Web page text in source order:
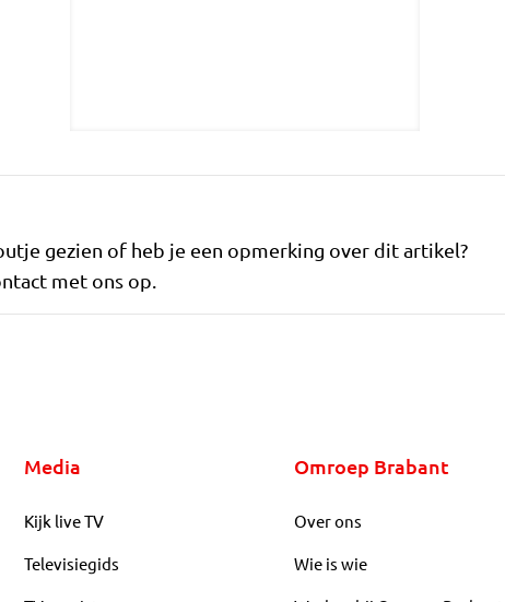
gezien of heb je een opmerking over dit artikel?
met ons op.
Media
Kijk live TV
Televisiegids
Omroep Brabant
Over ons
Wie is wie